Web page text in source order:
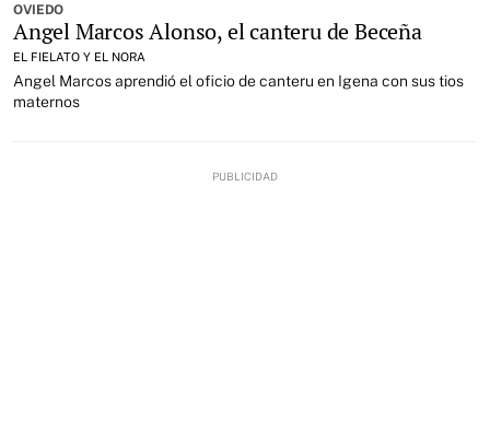
OVIEDO
Angel Marcos Alonso, el canteru de Beceña
EL FIELATO Y EL NORA
Angel Marcos aprendió el oficio de canteru en Igena con sus tios
maternos